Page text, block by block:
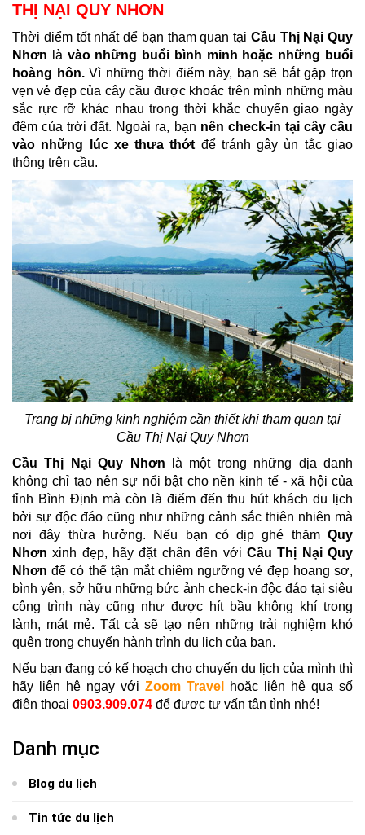
Danh mục
Blog du lịch
Tin tức du lịch
THỊ NẠI QUY NHƠN
Thời điểm tốt nhất để bạn tham quan tại Cầu Thị Nại Quy
Nhơn là vào những buổi bình minh hoặc những buổi
hoàng hôn.Vì những thời điểm này, bạn sẽ bắt gặp trọn
vẹn vẻ đẹp của cây cầu được khoác trên mình những màu
sắc rực rỡ khác nhau trong thời khắc chuyển giao ngày
đêm của trời đất. Ngoài ra, bạn nên check-in tại cây cầu
vào những lúc xe thưa thớt để tránh gây ùn tắc giao
thông trên cầu.
Trang bị những kinh nghiệm cần thiết khi tham quan tại
Cầu Thị Nại Quy Nhơn
Cầu Thị Nại Quy Nhơn là một trong những địa danh
không chỉ tạo nên sự nổi bật cho nền kinh tế - xã hội của
tỉnh Bình Định mà còn là điểm đến thu hút khách du lịch
bởi sự độc đáo cũng như những cảnh sắc thiên nhiên mà
nơi đây thừa hưởng. Nếu bạn có dịp ghé thăm Quy
Nhơnxinh đẹp, hãy đặt chân đến với Cầu Thị Nại Quy
Nhơnđể có thể tận mắt chiêm ngưỡng vẻ đẹp hoang sơ,
bình yên, sở hữu những bức ảnh check-in độc đáo tại siêu
công trình này cũng như được hít bầu không khí trong
lành, mát mẻ. Tất cả sẽ tạo nên những trải nghiệm khó
quên trong chuyến hành trình du lịch của bạn.
Nếu bạn đang có kế hoạch cho chuyến du lịch của mình thì
hãy liên hệ ngay với Zoom Travel
hoặc liên hệ qua số
điện thoại 0903.909.074 để được tư vấn tận tình nhé!